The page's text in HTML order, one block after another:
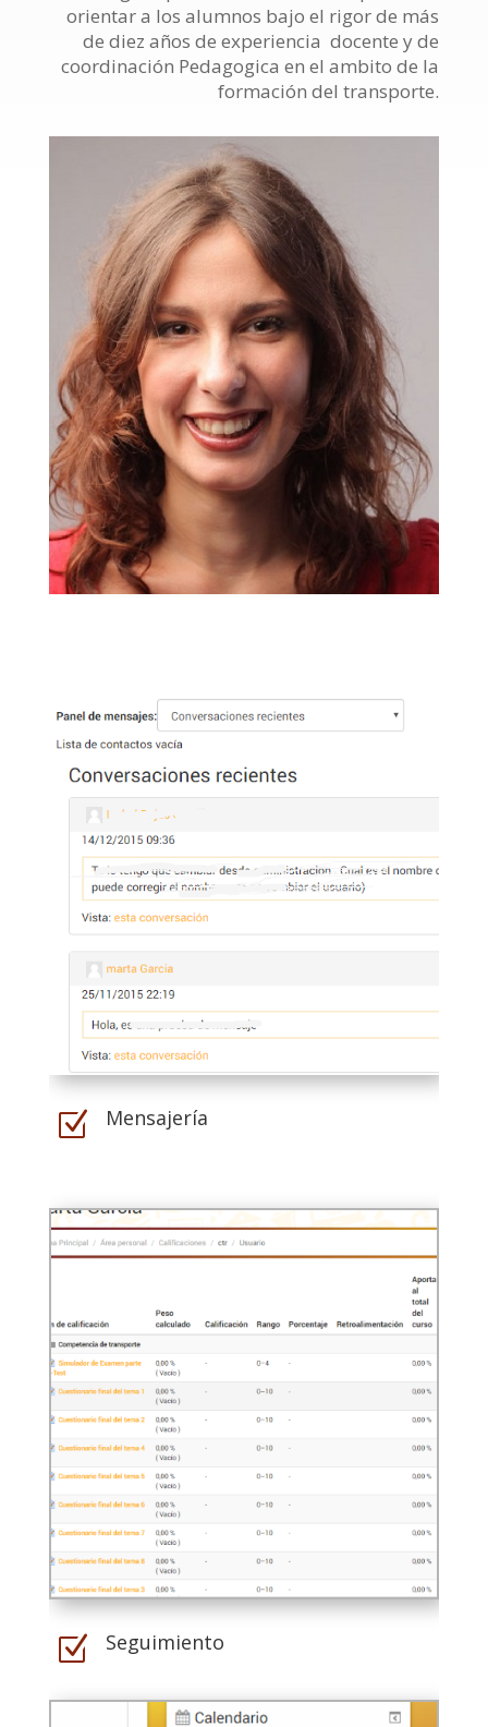
orientar a los alumnos bajo el rigor de más
de diez años de experiencia docente y de
coordinación Pedagogica en el ambito de la
formación del transporte.
Z Mensajería
Z Seguimiento